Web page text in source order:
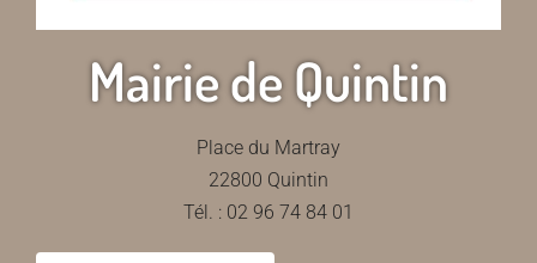
Mairie de Quintin
Place du Martray
22800 Quintin
Tél. : 02 96 74 84 01